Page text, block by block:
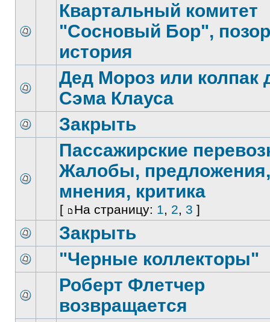
Квартальный комитет
"Сосновый Бор",
история
Дед Мороз или колпак
Сэма Клауса
Закрыть
Пассажирские
Жалобы, предложения,
мнения, критика
[ На страницу: 1, 2, 3 ]
Закрыть
"Черные коллекторы"
Роберт Флетчер
возвращается